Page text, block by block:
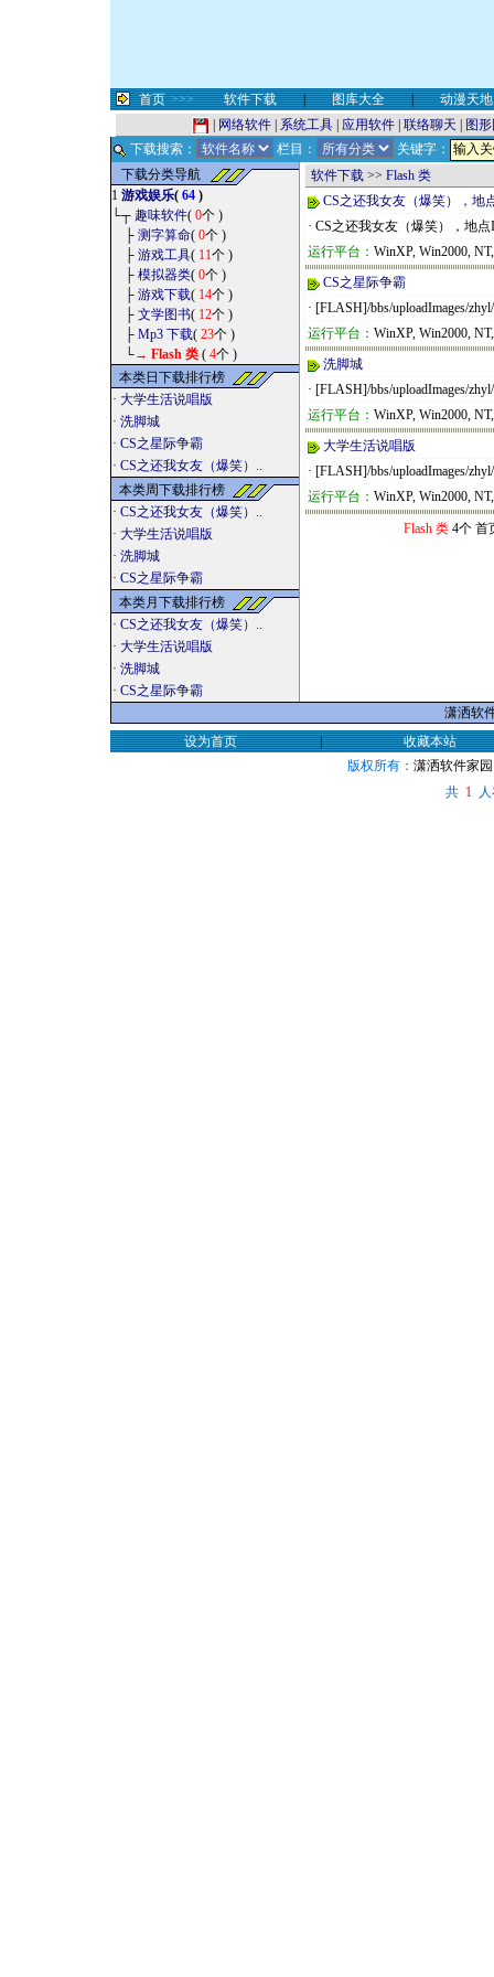
首页 >>> 软件下载 | 图库大全 |
动漫天地
网络软件 系统工具 应用软件 联络聊天
图
下载搜索：
栏目：
关键字：
下载分类导航
1 游戏娱乐( 64 )
└┬ 趣味软件( 0个 )
├ 测字算命( 0个 )
├ 游戏工具( 11个 )
├ 模拟器类( 0个 )
├ 游戏下载( 14个 )
├ 文学图书( 12个 )
├ Mp3 下载( 23个 )
└→ Flash 类 ( 4个 )
本类日下载排行榜
· 大学生活说唱版
· 洗脚城
· CS之星际争霸
· CS之还我女友（爆笑）..
本类周下载排行榜
· CS之还我女友（爆笑）..
· 大学生活说唱版
· 洗脚城
· CS之星际争霸
本类月下载排行榜
· CS之还我女友（爆笑）..
· 大学生活说唱版
· 洗脚城
· CS之星际争霸
软件下载 >> Flash 类
CS之还我女友（爆笑），地
· CS之还我女友（爆笑），地点
运行平台： WinXP, Win2000,
CS之星际争霸
· [FLASH]/bbs/uploadImages/
运行平台： WinXP, Win2000,
洗脚城
· [FLASH]/bbs/uploadImages/
运行平台： WinXP, Win2000,
大学生活说唱版
· [FLASH]/bbs/uploadImages/
运行平台： WinXP, Win2000,
Flash 类4个 首
潇洒软
设为首页
|
收藏本站
版权所有： 潇洒软件家园
共